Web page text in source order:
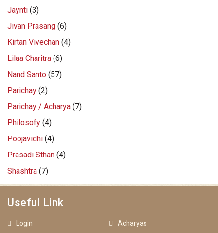
Jaynti (3)
Jivan Prasang (6)
Kirtan Vivechan (4)
Lilaa Charitra (6)
Nand Santo (57)
Parichay (2)
Parichay / Acharya (7)
Philosofy (4)
Poojavidhi (4)
Prasadi Sthan (4)
Shashtra (7)
Useful Link
Login
Acharyas